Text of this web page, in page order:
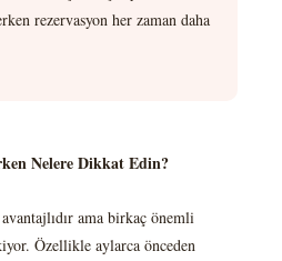
rezervasyon her zaman daha
Nelere Dikkat Edin?
ama birkaç önemli
Özellikle aylarca önceden